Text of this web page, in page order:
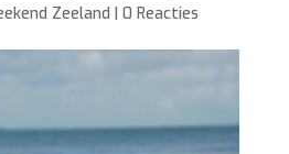
Zeeland | 0 Reacties